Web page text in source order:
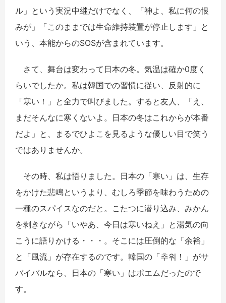
ル」という実況中継だけでなく、「神よ、私に何の恨
みが」「このままでは生命維持装置が停止します」と
いう、本能からのSOSが含まれています。
さて、舞台は変わって日本の冬。気温は確か0度く
らいでしたか。私は韓国での習慣に従い、反射的に
「寒い！」と全力で叫びました。すると友人、「え、
まだそんなに寒くないよ。日本の冬はこれからが本番
だよ」と、まるでひよこを見るような優しい目で笑う
ではありませんか。
その時、私は悟りました。日本の「寒い」は、生存
をかけた悲鳴というより、むしろ季節を味わうための
一種のスパイスなのだと。こたつに潜り込み、みかん
を剥きながら「いやあ、今日は寒いねえ」と湯気の向
こうに語りかける・・・ 。そこには圧倒的な「余裕」
と「風流」が存在するのです。韓国の「추워 ！」がサ
バイバルなら、日本の「寒い」はポエムだったので
す。